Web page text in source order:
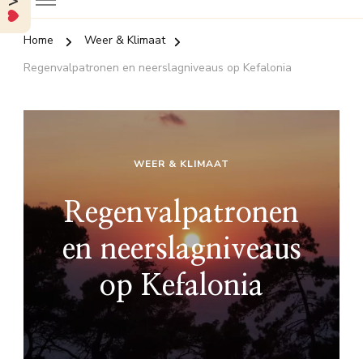
Home
Weer & Klimaat
Regenvalpatronen en neerslagniveaus op Kefalonia
WEER & KLIMAAT
Regenvalpatronen
en neerslagniveaus
op Kefalonia